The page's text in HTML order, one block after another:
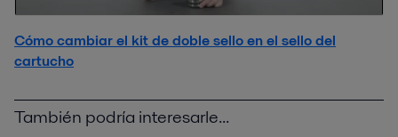
Cómo cambiar el kit de doble sello en el sello del
cartucho
También podría interesarle...